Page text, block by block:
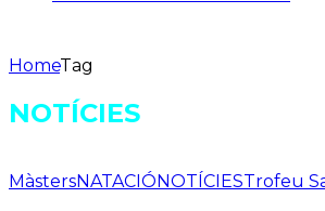
HomeTag
NOTÍCIES
MàstersNATACIÓNOTÍCIESTrofeu